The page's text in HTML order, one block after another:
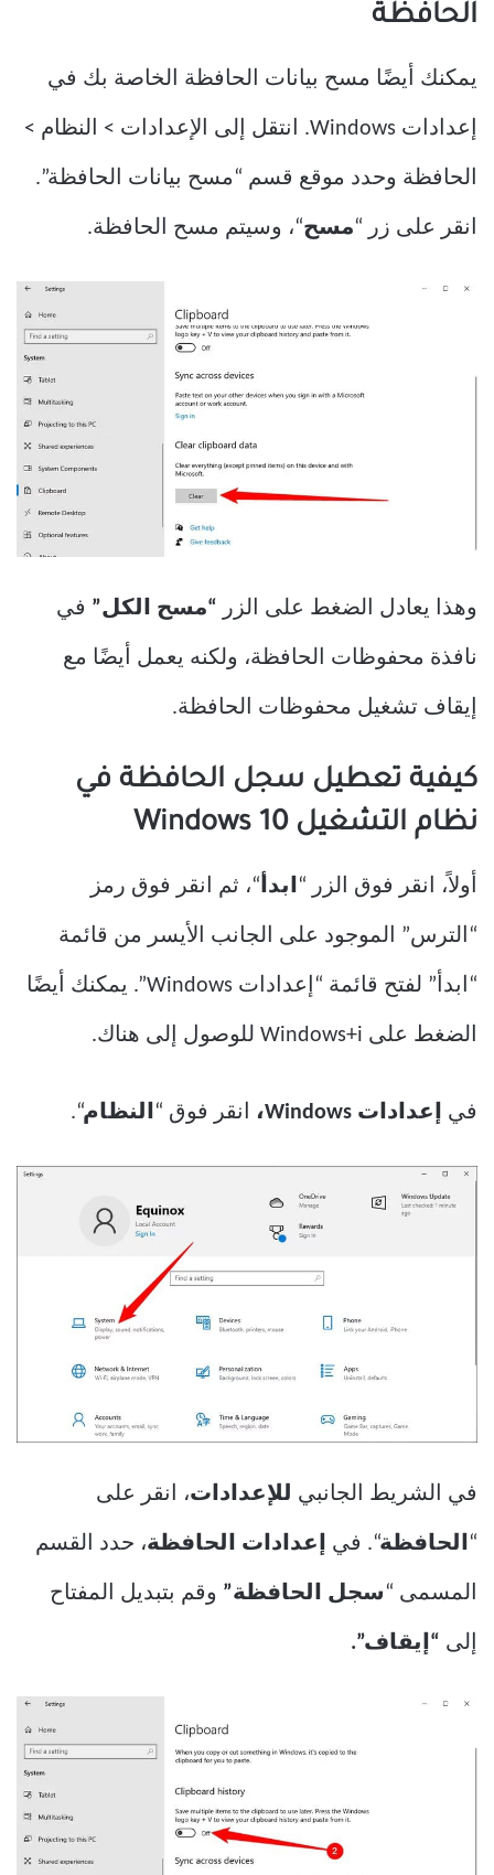
الحافظة
يمكنك أيضًا مسح بيانات الحافظة الخاصة بك في
إعدادات Windows. انتقل إلى الإعدادات > النظام >
الحافظة وحدد موقع قسم “مسح بيانات الحافظة”.
انقر على زر “مسح“، وسيتم مسح الحافظة.
وهذا يعادل الضغط على الزر “مسح الكل” في
نافذة محفوظات الحافظة، ولكنه يعمل أيضًا مع
إيقاف تشغيل محفوظات الحافظة.
كيفية تعطيل سجل الحافظة في
نظام التشغيل Windows 10
أولاً، انقر فوق الزر “ابدأ“، ثم انقر فوق رمز
“الترس” الموجود على الجانب الأيسر من قائمة
“ابدأ” لفتح قائمة “إعدادات Windows”. يمكنك أيضًا
الضغط على Windows+i للوصول إلى هناك.
في إعدادات Windows، انقر فوق “النظام“.
في الشريط الجانبي للإعدادات، انقر على
“ الحافظة“. في إعدادات الحافظة، حدد القسم
المسمى “ سجل الحافظة” وقم بتبديل المفتاح
إلى “إيقاف”.